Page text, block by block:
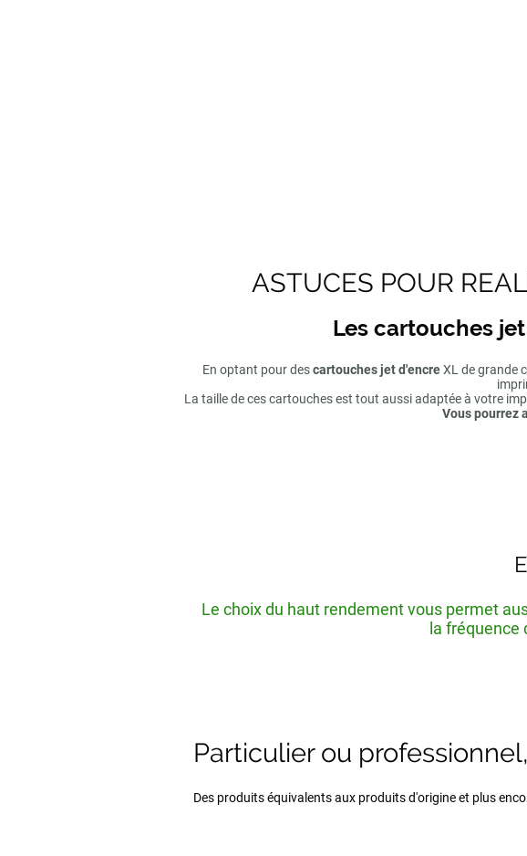
ASTUCES POUR
Les cartouches
En optant pour descartouches jet d'encreXL de grande
La taille de ces cartouches est tout aussi adaptée à votre
Vous pourrez
Le choix du haut rendement vous permet
la fréquence
Particulier ou
Des produits équivalents aux produits d'origine et plus